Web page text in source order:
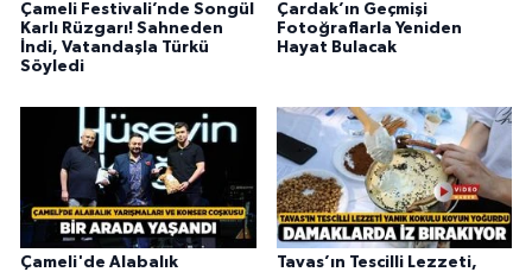
Çameli Festivali’nde Songül
Karlı Rüzgarı! Sahneden
İndi, Vatandaşla Türkü
Söyledi
Çardak’ın Geçmişi
Fotoğraflarla Yeniden
Hayat Bulacak
Çameli'de Alabalık
Tavas’ın Tescilli Lezzeti,